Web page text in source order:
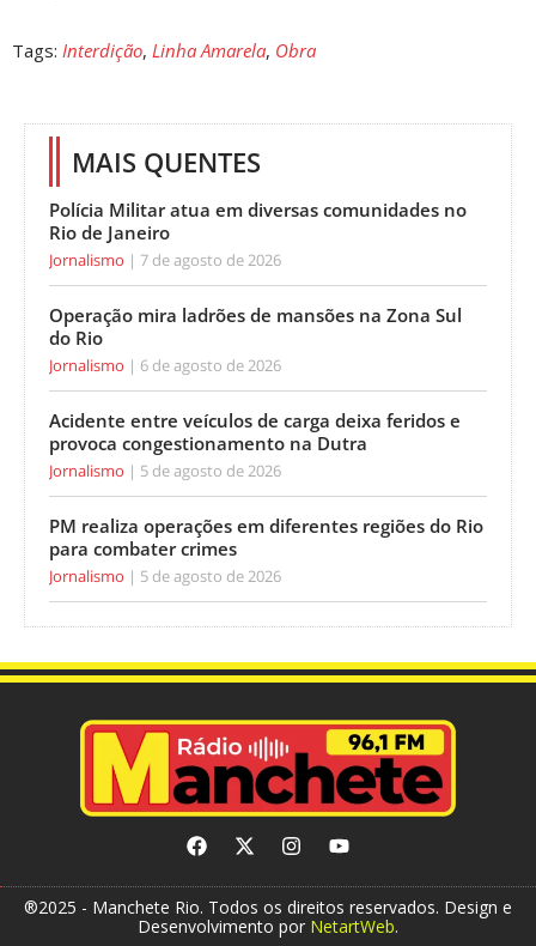
Tags: Interdição, Linha Amarela, Obra
MAIS QUENTES
Polícia Militar atua em diversas comunidades no
Rio de Janeiro
Jornalismo 7 de agosto de 2026
Operação mira ladrões de mansões na Zona Sul
do Rio
Jornalismo 6 de agosto de 2026
Acidente entre veículos de carga deixa feridos e
provoca congestionamento na Dutra
Jornalismo 5 de agosto de 2026
PM realiza operações em diferentes regiões do Rio
para combater crimes
Jornalismo 5 de agosto de 2026
®2025 - Manchete Rio. Todos os direitos reservados. Design e
Desenvolvimento por NetartWeb.